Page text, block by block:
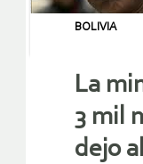
BOLIVIA
La
3 mil
dejo